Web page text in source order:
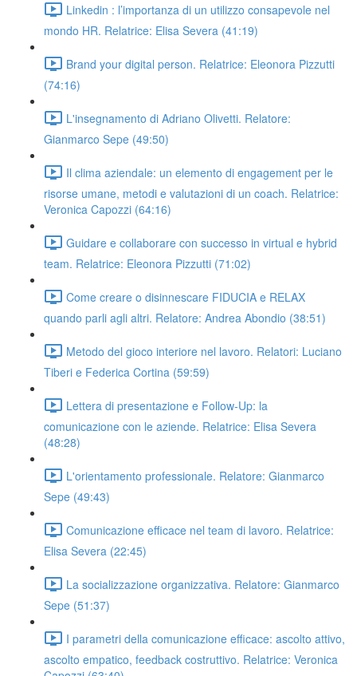
Linkedin : l’importanza di un utilizzo consapevole nel
mondo HR. Relatrice: Elisa Severa (41:19)
Brand your digital person. Relatrice: Eleonora Pizzutti
(74:16)
L'insegnamento di Adriano Olivetti. Relatore:
Gianmarco Sepe (49:50)
Il clima aziendale: un elemento di engagement per le
risorse umane, metodi e valutazioni di un coach. Relatrice:
Veronica Capozzi (64:16)
Guidare e collaborare con successo in virtual e hybrid
team. Relatrice: Eleonora Pizzutti (71:02)
Come creare o disinnescare FIDUCIA e RELAX
quando parli agli altri. Relatore: Andrea Abondio (38:51)
Metodo del gioco interiore nel lavoro. Relatori: Luciano
Tiberi e Federica Cortina (59:59)
Lettera di presentazione e Follow-Up: la
comunicazione con le aziende. Relatrice: Elisa Severa
(48:28)
L'orientamento professionale. Relatore: Gianmarco
Sepe (49:43)
Comunicazione efficace nel team di lavoro. Relatrice:
Elisa Severa (22:45)
La socializzazione organizzativa. Relatore: Gianmarco
Sepe (51:37)
I parametri della comunicazione efficace: ascolto attivo,
ascolto empatico, feedback costruttivo. Relatrice: Veronica